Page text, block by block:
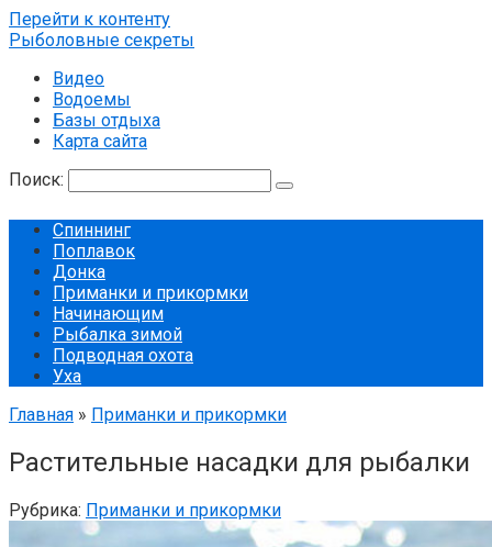
Перейти к контенту
Рыболовные секреты
Видео
Водоемы
Базы отдыха
Карта сайта
Поиск:
Спиннинг
Поплавок
Донка
Приманки и прикормки
Начинающим
Рыбалка зимой
Подводная охота
Уха
Главная » Приманки и прикормки
Растительные насадки для рыбалки
Рубрика: Приманки и прикормки